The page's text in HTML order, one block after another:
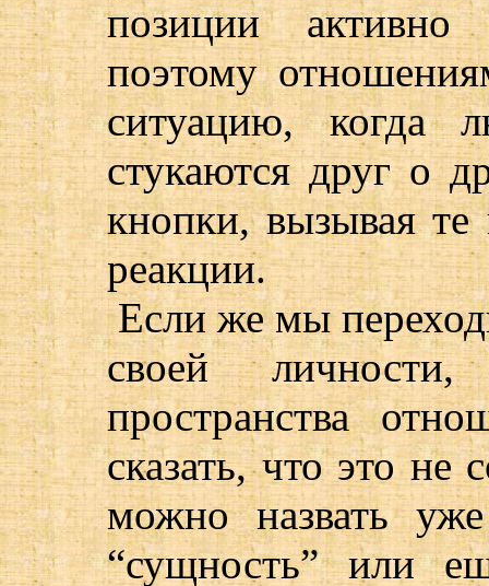
позиции
поэтому
ситуацию, когда
стукаются друг о
кнопки, вызывая те
реакции.
Если же мы
своей
пространства
сказать, что это не
можно назвать
“сущность” или